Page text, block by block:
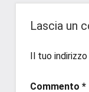
#ebook,
#inspiration,
#ioleggo,
Lascia un
Il tuo
Commento *